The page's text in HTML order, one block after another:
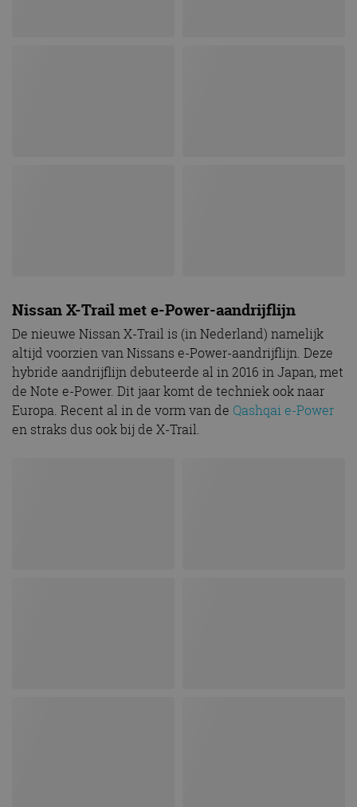
Nissan X-Trail met e-Power-aandrijflijn
De nieuwe Nissan X-Trail is (in Nederland) namelijk
altijd voorzien van Nissans e-Power-aandrijflijn. Deze
hybride aandrijflijn debuteerde al in 2016 in Japan, met
de Note e-Power. Dit jaar komt de techniek ook naar
Europa. Recent al in de vorm van de Qashqai e-Power
en straks dus ook bij de X-Trail.